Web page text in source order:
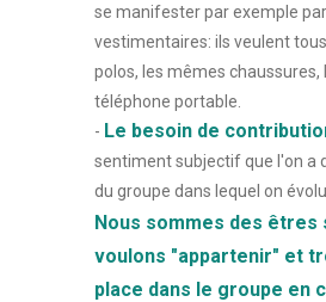
se manifester par exemple
vestimentaires: ils veulent
polos, les mêmes chaussures,
téléphone portable.
- Le besoin de
sentiment subjectif que l'on a
du groupe dans lequel on
Nous sommes des êtres
voulons "appartenir" et
place dans le groupe en